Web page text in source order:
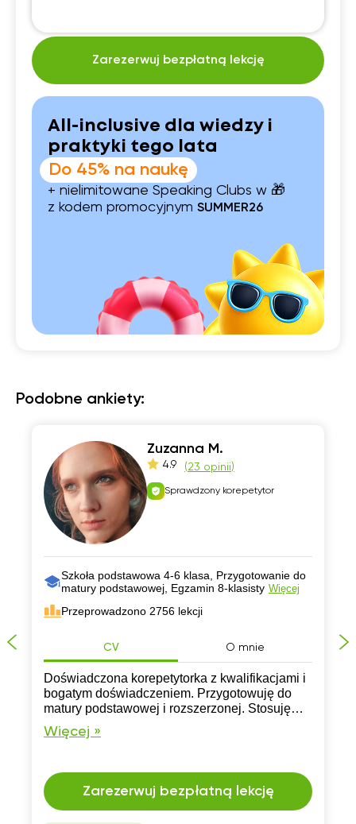
Zarezerwuj bezpłatną lekcję
All-inclusive dla wiedzy i
praktyki tego lata
Do 45% na naukę
+ nielimitowane Speaking Clubs w 🎁
z kodem promocyjnym SUMMER26
Podobne ankiety:
Zuzanna M.
4.9 (23 opinii)
Sprawdzony korepetytor
Szkoła podstawowa 4-6 klasa, Przygotowanie do
matury podstawowej, Egzamin 8-klasisty Więcej
Przeprowadzono 2756 lekcji
CV O mnie
Doświadczona korepetytorka z kwalifikacjami i
bogatym doświadczeniem. Przygotowuję do
matury podstawowej i rozszerzonej. Stosuję
różnorodne metody nauczania, dostosowane
do potrzeb ucznia. Otwarta na różne style
Więcej »
Zarezerwuj bezpłatną lekcję